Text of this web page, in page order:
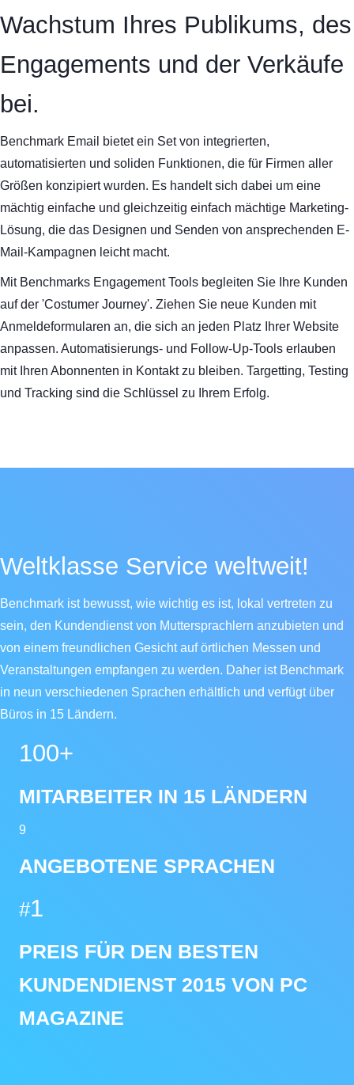
Wachstum Ihres Publikums, des
Engagements und der Verkäufe
bei.
Benchmark Email bietet ein Set von integrierten,
automatisierten und soliden Funktionen, die für Firmen aller
Größen konzipiert wurden. Es handelt sich dabei um eine
mächtig einfache und gleichzeitig einfach mächtige Marketing-
Lösung, die das Designen und Senden von ansprechenden E-
Mail-Kampagnen leicht macht.
Mit Benchmarks Engagement Tools begleiten Sie Ihre Kunden
auf der 'Costumer Journey'. Ziehen Sie neue Kunden mit
Anmeldeformularen an, die sich an jeden Platz Ihrer Website
anpassen. Automatisierungs- und Follow-Up-Tools erlauben
mit Ihren Abonnenten in Kontakt zu bleiben. Targetting, Testing
und Tracking sind die Schlüssel zu Ihrem Erfolg.
Weltklasse Service weltweit!
Benchmark ist bewusst, wie wichtig es ist, lokal vertreten zu
sein, den Kundendienst von Muttersprachlern anzubieten und
von einem freundlichen Gesicht auf örtlichen Messen und
Veranstaltungen empfangen zu werden. Daher ist Benchmark
in neun verschiedenen Sprachen erhältlich und verfügt über
Büros in 15 Ländern.
100+
MITARBEITER IN 15 LÄNDERN
9
ANGEBOTENE SPRACHEN
#1
PREIS FÜR DEN BESTEN
KUNDENDIENST 2015 VON PC
MAGAZINE